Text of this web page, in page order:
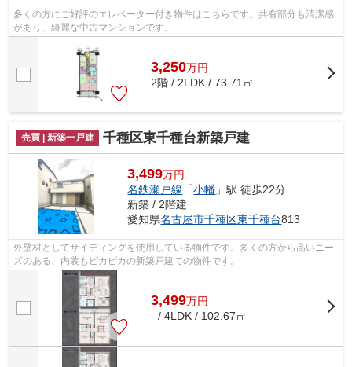
多くの方にご好評のエレベーター付き物件はこちらです。共有部分も清潔感
があり、綺麗な中古マンションです。
3,250万円
2階 / 2LDK / 73.71㎡
売買 | 新築一戸建 千種区東千種台新築戸建
3,499万円
名鉄瀬戸線 「小幡 」駅 徒歩22分
新築 / 2階建
愛知県名古屋市千種区東千種台813
外壁材としてサイディングを使用している物件です。多くの方から高いニー
ズのある、内装もピカピカの新築戸建ての物件です。
3,499万円
- / 4LDK / 102.67㎡